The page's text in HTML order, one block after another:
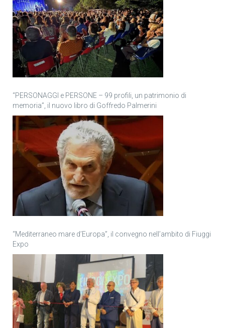
“PERSONAGGI e PERSONE – 99 profili, un patrimonio di
memoria”, il nuovo libro di Goffredo Palmerini
“Mediterraneo mare d’Europa”, il convegno nell’ambito di Fiuggi
Expo